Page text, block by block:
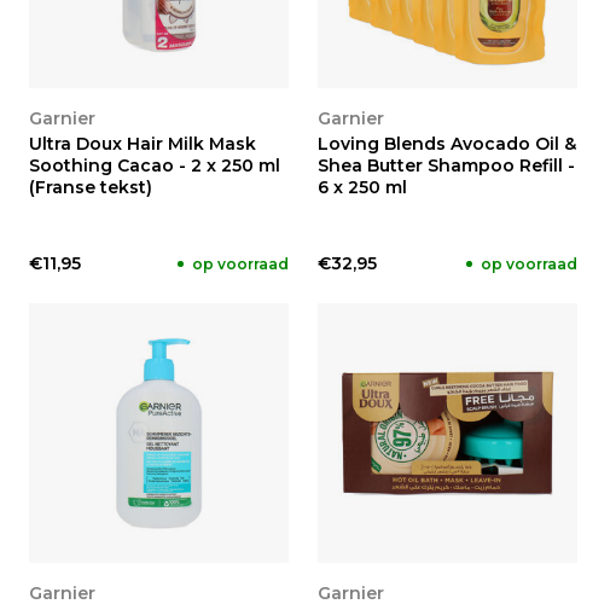
BEKIJKEN
Garnier
Ultra Doux Hair Milk Mask
Soothing Cacao - 2 x 250 ml
(Franse tekst)
€11,95 op voorraad
BEKIJKEN
Garnier
Loving Blends Avocado Oil &
Shea Butter Shampoo Refill -
6 x 250 ml
€32,95 op voorraad
BEKIJKEN
Garnier
BEKIJKEN
Garnier